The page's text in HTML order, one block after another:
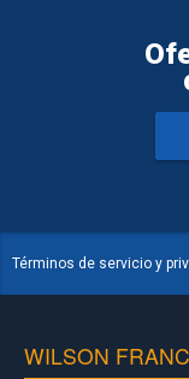
Términos de servicio y
WILSON